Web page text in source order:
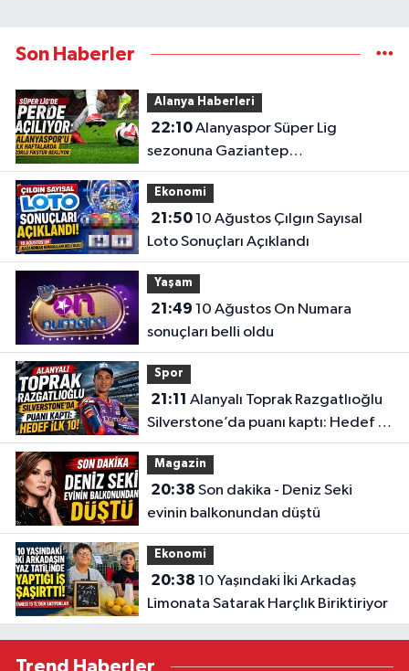
Son Haberler
Alanya Haberleri
22:10Alanyaspor Süper Lig
sezonuna Gaziantep
deplasmanında başlıyor
Ekonomi
21:5010 Ağustos Çılgın Sayısal
Loto Sonuçları Açıklandı
Yaşam
21:49
sonuçları belli oldu
Spor
21:11
Silverstone’da puanı kaptı: Hedef ilk
10!
Magazin
20:38
evinin balkonundan düştü
Ekonomi
20:38
Limonata Satarak Harçlık Biriktiriyor
Trend Haberler